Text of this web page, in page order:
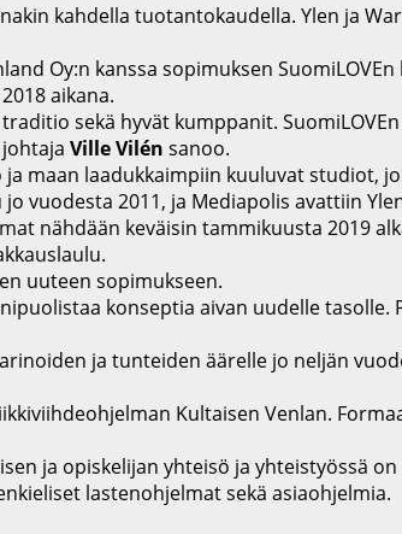
kahdella tuotantokaudella. Ylen ja
Oy:n kanssa sopimuksen
aikana.
sekä hyvät kumppanit.
Ville Vilén sanoo.
maan laadukkaimpiin kuuluvat studiot,
vuodesta 2011, ja Mediapolis avattiin
nähdään keväisin tammikuusta 2019
uuteen sopimukseen.
konseptia aivan uudelle
ja tunteiden äärelle jo neljän
Kultaisen Venlan.
ja opiskelijan yhteisö ja yhteistyössä
lastenohjelmat sekä asiaohjelmia.